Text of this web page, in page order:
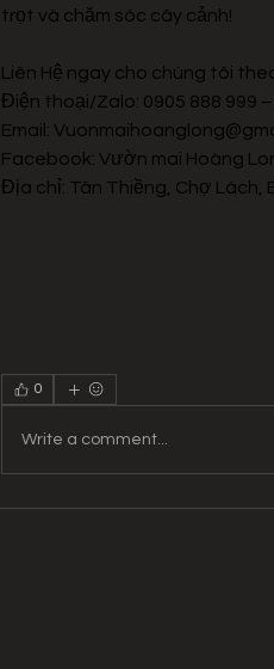
trọt và chăm sóc cây cảnh!
Liên Hệ ngay cho chúng tôi
Điện thoại/Zalo: 0905 888 999
Email:
Facebook: Vườn mai Hoàng
Địa chỉ: Tân Thiềng, Chợ Lách,
0
Write a comment...